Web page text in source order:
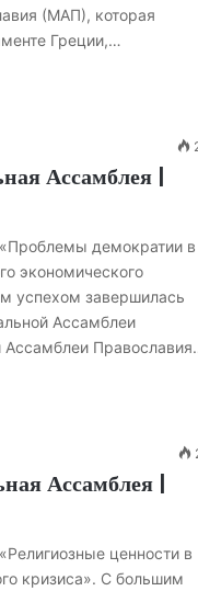
(МАП), которая
Греции,…
Ассамблея |
демократии в
экономического
успехом завершилась
Ассамблеи
Ассамблея |
ценности в
кризиса». С большим